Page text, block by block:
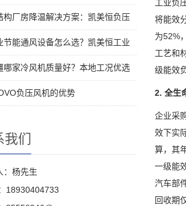
工业负
将能效
为52%
工艺和
级能效
2. 全生
企业采
效下实
算，其
一级能
汽车部
回收期
构厂房降温解决方案：凯美恒负压
节能通风设备怎么选？凯美恒工业
哪家冷风机质量好？本地工况优选
负压风机的优势
我们
：杨先生
18930404733